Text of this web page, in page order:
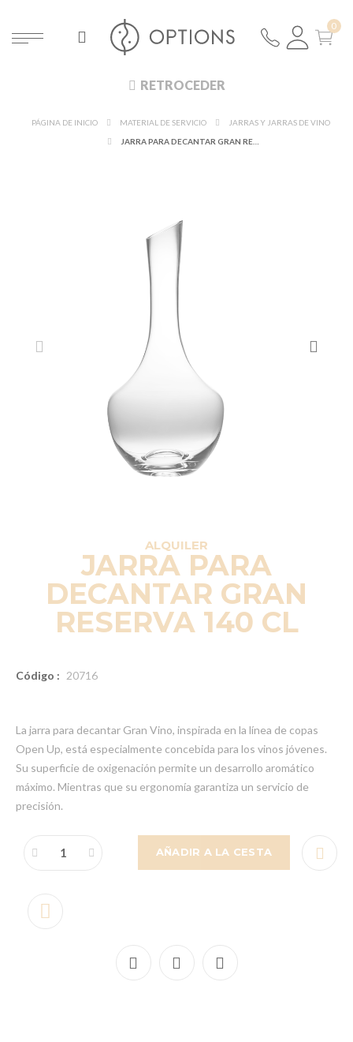
RETROCEDER
PÁGINA DE INICIO MATERIAL DE SERVICIO
JARRAS Y JARRAS DE VINO
ALQUILER
JARRA PARA
DECANTAR GRAN
RESERVA 140 CL
Código : 20716
La jarra para decantar Gran Vino, inspirada en la línea de copas
Open Up, está especialmente concebida para los vinos jóvenes.
Su superficie de oxigenación permite un desarrollo aromático
máximo. Mientras que su ergonomía garantiza un servicio de
precisión.
AÑADIR A LA CESTA